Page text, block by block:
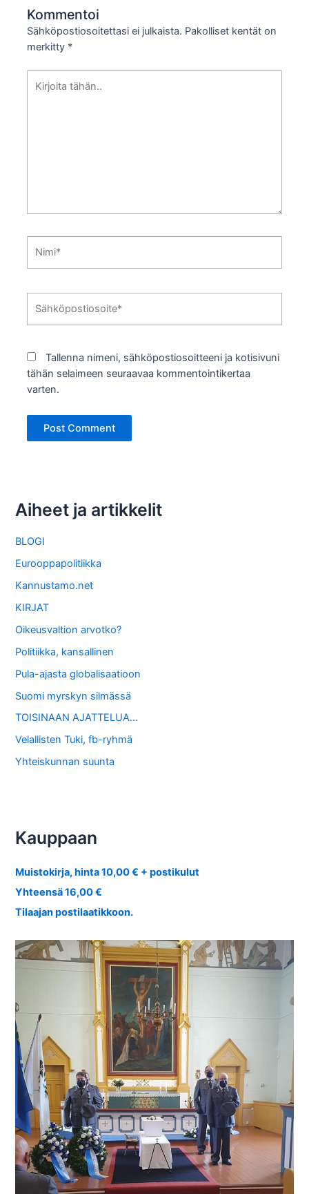
Kommentoi
Sähköpostiosoitettasi ei julkaista. Pakolliset kentät on
merkitty *
tähän..
Tallenna nimeni, sähköpostiosoitteeni ja kotisivuni
tähän selaimeen seuraavaa kommentointikertaa
varten.
Aiheet ja artikkelit
BLOGI
Eurooppapolitiikka
Kannustamo.net
KIRJAT
Oikeusvaltion arvotko?
Politiikka, kansallinen
Pula-ajasta globalisaatioon
Suomi myrskyn silmässä
TOISINAAN AJATTELUA…
Velallisten Tuki, fb-ryhmä
Yhteiskunnan suunta
Kauppaan
Muistokirja, hinta 10,00 € + postikulut
Yhteensä 16,00 €
Tilaajan postilaatikkoon.